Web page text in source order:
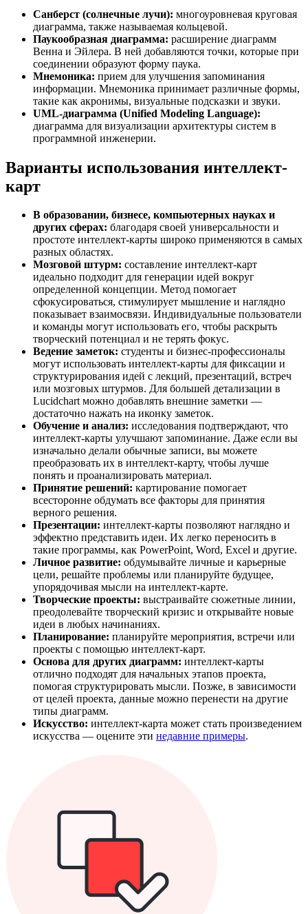
Санберст (солнечные лучи): многоуровневая круговая
диаграмма, также называемая кольцевой.
Паукообразная диаграмма: расширение диаграмм
Венна и Эйлера. В ней добавляются точки, которые при
соединении образуют форму паука.
Мнемоника: прием для улучшения запоминания
информации. Мнемоника принимает различные формы,
такие как акронимы, визуальные подсказки и звуки.
UML-диаграмма (Unified Modeling Language):
диаграмма для визуализации архитектуры систем в
программной инженерии.
Варианты использования интеллект-
карт
В образовании, бизнесе, компьютерных науках и
других сферах: благодаря своей универсальности и
простоте интеллект-карты широко применяются в самых
разных областях.
Мозговой штурм: составление интеллект-карт
идеально подходит для генерации идей вокруг
определенной концепции. Метод помогает
сфокусироваться, стимулирует мышление и наглядно
показывает взаимосвязи. Индивидуальные пользователи
и команды могут использовать его, чтобы раскрыть
творческий потенциал и не терять фокус.
Ведение заметок: студенты и бизнес-профессионалы
могут использовать интеллект-карты для фиксации и
структурирования идей с лекций, презентаций, встреч
или мозговых штурмов. Для большей детализации в
Lucidchart можно добавлять внешние заметки —
достаточно нажать на иконку заметок.
Обучение и анализ: исследования подтверждают, что
интеллект-карты улучшают запоминание. Даже если вы
изначально делали обычные записи, вы можете
преобразовать их в интеллект-карту, чтобы лучше
понять и проанализировать материал.
Принятие решений: картирование помогает
всесторонне обдумать все факторы для принятия
верного решения.
Презентации: интеллект-карты позволяют наглядно и
эффектно представить идеи. Их легко переносить в
такие программы, как PowerPoint, Word, Excel и другие.
Личное развитие: обдумывайте личные и карьерные
цели, решайте проблемы или планируйте будущее,
упорядочивая мысли на интеллект-карте.
Творческие проекты: выстраивайте сюжетные линии,
преодолевайте творческий кризис и открывайте новые
идеи в любых начинаниях.
Планирование: планируйте мероприятия, встречи или
проекты с помощью интеллект-карт.
Основа для других диаграмм: интеллект-карты
отлично подходят для начальных этапов проекта,
помогая структурировать мысли. Позже, в зависимости
от целей проекта, данные можно перенести на другие
типы диаграмм.
Искусство: интеллект-карта может стать произведением
искусства — оцените эти недавние примеры.